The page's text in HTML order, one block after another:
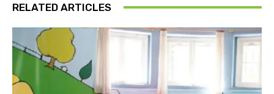
RELATED ARTICLES